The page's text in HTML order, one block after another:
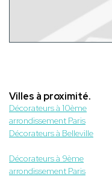
Villes à proximité.
Décorateurs à 10ème
arrondissement Paris
Décorateurs à Belleville
Décorateurs à 9ème
arrondissement Paris